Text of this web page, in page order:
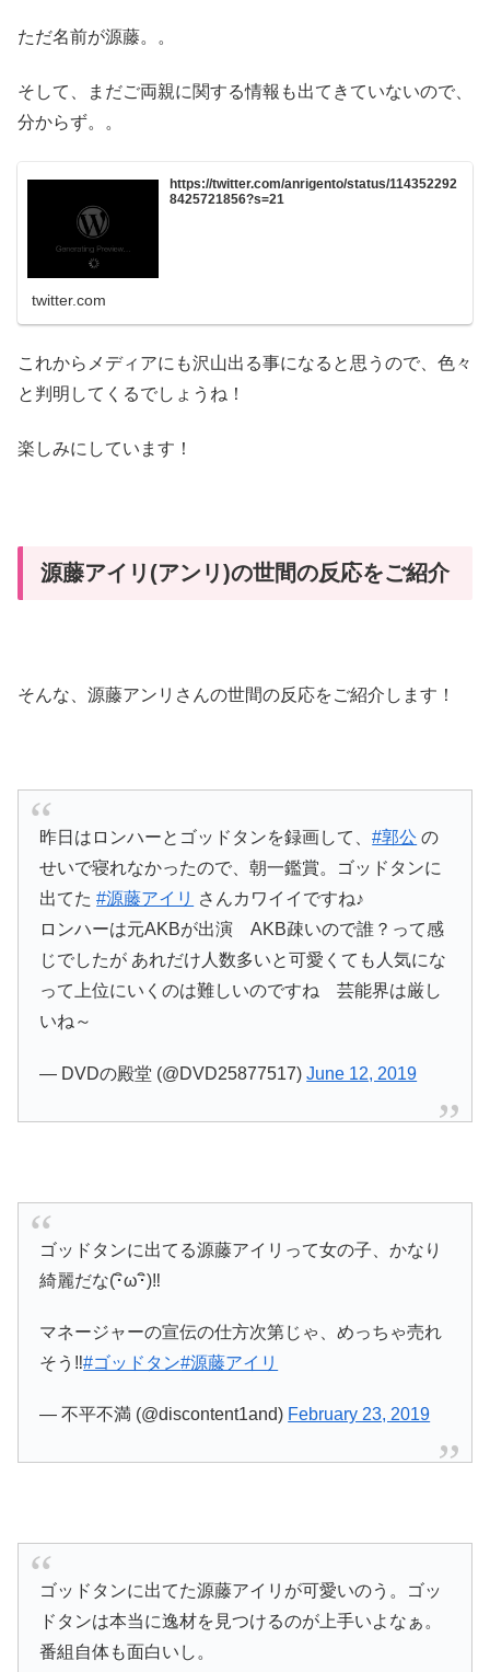
ただ名前が源藤。。
そして、まだご両親に関する情報も出てきていないので、
分からず。。
https://twitter.com/anrigento/status/114352292
8425721856?s=21
twitter.com
これからメディアにも沢山出る事になると思うので、色々
と判明してくるでしょうね！
楽しみにしています！
源藤アイリ(アンリ)の世間の反応をご紹介
そんな、源藤アンリさんの世間の反応をご紹介します！
昨日はロンハーとゴッドタンを録画して、#郭公 の
せいで寝れなかったので、朝一鑑賞。ゴッドタンに
出てた#源藤アイリ さんカワイイですね♪
ロンハーは元AKBが出演 AKB疎いので誰？って感
じでしたが あれだけ人数多いと可愛くても人気にな
って上位にいくのは難しいのですね 芸能界は厳し
いね～
— DVDの殿堂 (@DVD25877517)June 12, 2019
ゴッドタンに出てる源藤アイリって女の子、かなり
綺麗だな(･ิω･ิ)‼
マネージャーの宣伝の仕方次第じゃ、めっちゃ売れ
そう‼#ゴッドタン#源藤アイリ
— 不平不満 (@discontent1and) February 23, 2019
ゴッドタンに出てた源藤アイリが可愛いのう。ゴッ
ドタンは本当に逸材を見つけるのが上手いよなぁ。
番組自体も面白いし。